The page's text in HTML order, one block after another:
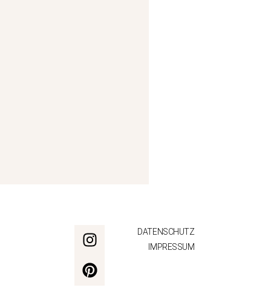
DATENSCHUTZ
IMPRESSUM